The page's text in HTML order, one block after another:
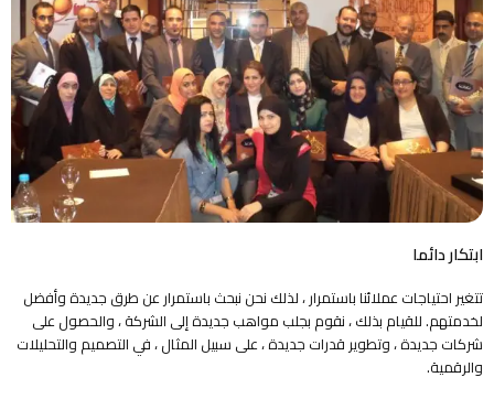
ابتكار دائما
تتغير احتياجات عملائنا باستمرار ، لذلك نحن نبحث باستمرار عن طرق جديدة وأفضل
لخدمتهم. للقيام بذلك ، نقوم بجلب مواهب جديدة إلى الشركة ، والحصول على
شركات جديدة ، وتطوير قدرات جديدة ، على سبيل المثال ، في التصميم والتحليلات
والرقمية.